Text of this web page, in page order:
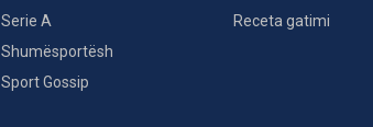
Serie A
Shumësportësh
Sport Gossip
Receta gatimi